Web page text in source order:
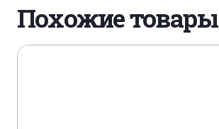
Похожие товары